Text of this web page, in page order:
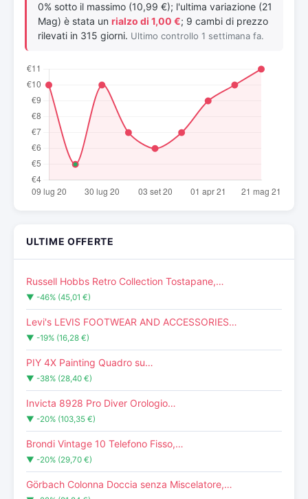
0% sotto il massimo (10,99 €); l'ultima variazione (21
Mag) è stata un rialzo di 1,00 €; 9 cambi di prezzo
rilevati in 315 giorni. Ultimo controllo 1 settimana fa.
ULTIME OFFERTE
Russell Hobbs Retro Collection Tostapane,…
▼ -46% (45,01 €)
Levi's LEVIS FOOTWEAR AND ACCESSORIES…
▼ -19% (16,28 €)
PIY 4X Painting Quadro su…
▼ -38% (28,40 €)
Invicta 8928 Pro Diver Orologio…
▼ -20% (103,35 €)
Brondi Vintage 10 Telefono Fisso,…
▼ -20% (29,70 €)
Görbach Colonna Doccia senza Miscelatore,…